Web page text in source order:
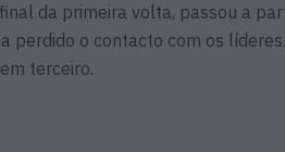
da primeira volta, passou a
perdido o contacto com os
terceiro.